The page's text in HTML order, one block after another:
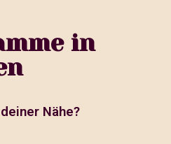
in
Nähe?